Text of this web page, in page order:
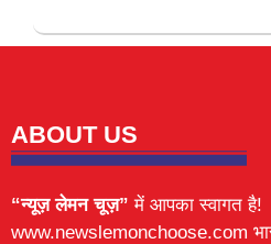
ABOUT US
“न्यूज़ लेमन चूज़” में आपका स्वागत है!
www.newslemonchoose.com